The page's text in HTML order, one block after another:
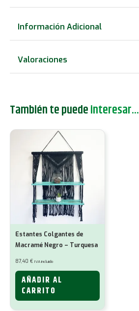
Natural
cantidad
Información Adicional
Valoraciones
También te puedeinteresar...
Estantes Colgantes de
Macramé Negro – Turquesa
87,40 € IVA incluido
AÑADIR AL
CARRITO